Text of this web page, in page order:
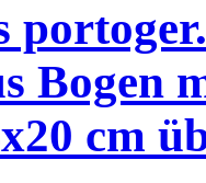
Bogen
cm